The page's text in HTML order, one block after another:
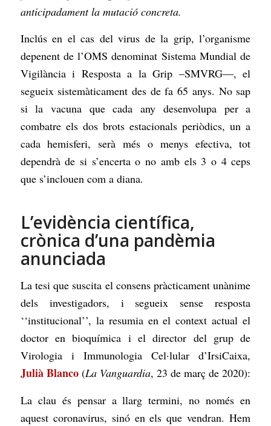
anticipadament la mutació concreta.
Inclús en el cas del virus de la grip, l’organisme
depenent de l’OMS denominat Sistema Mundial de
Vigilància i Resposta a la Grip –SMVRG—, el
segueix sistemàticament des de fa 65 anys. No sap
si la vacuna que cada any desenvolupa per a
combatre els dos brots estacionals periòdics, un a
cada hemisferi, serà més o menys efectiva, tot
dependrà de si s’encerta o no amb els 3 o 4 ceps
que s’inclouen com a diana.
L’evidència científica,
crònica d’una pandèmia
anunciada
La tesi que suscita el consens pràcticament unànime
dels investigadors, i segueix sense resposta
‘‘institucional’’, la resumia en el context actual el
doctor en bioquímica i el director del grup de
Virologia i Immunologia Cel·lular d’IrsiCaixa,
Julià Blanco(La Vanguardia, 23 de març de 2020):
La clau és pensar a llarg termini, no només en
aquest coronavirus, sinó en els que vendran. Hem